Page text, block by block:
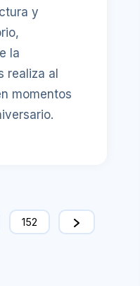
y
la
realiza al
momentos
152